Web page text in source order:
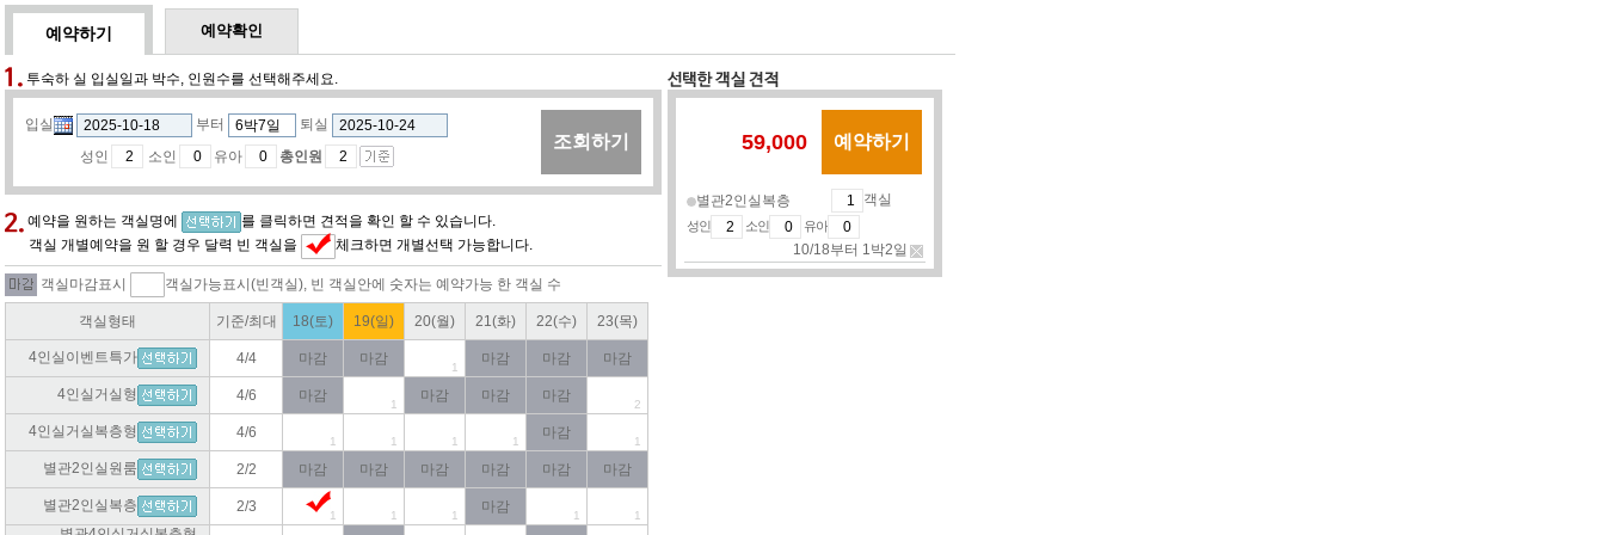
예약하기 예약확인
투숙하 실 입실일과 박수, 인원수를 선택해주세요.
입실 부터
퇴실
성인
소인 유아 총인원
조회하기
예약을 원하는 객실명에
를 클릭하면 견적을 확인 할 수 있습니다.
객실 개별예약을 원 할 경우 달력 빈 객실을
체크하면 개별선택 가능합니다.
객실마감표시 객실가능표시(빈객실), 빈 객실안에 숫자는 예약가능 한 객실 수
객실형태 기준/최대 18(토) 19(일) 20(월) 21(화) 22(수) 23(목)
4인실이벤트특가 4/4 마감 마감
1
마감 마감 마감
4인실거실형 4/6 마감
1
마감 마감 마감
2
4인실거실복층형 4/6
1 1 1 1
마감
1
별관2인실원룸 2/2 마감 마감 마감 마감 마감 마감
별관2인실복층 2/3
1 1 1
마감
1 1
59,000 예약하기
별관2인실복층 객실
성인 소인 유아
10/18부터 1박2일